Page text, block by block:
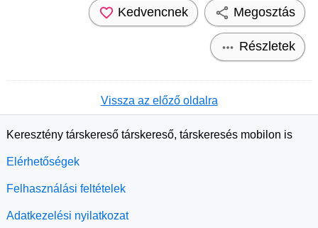
Kedvencnek Megosztás
Részletek
Vissza az előző oldalra
Keresztény társkereső társkereső, társkeresés mobilon is
Elérhetőségek
Felhasználási feltételek
Adatkezelési nyilatkozat